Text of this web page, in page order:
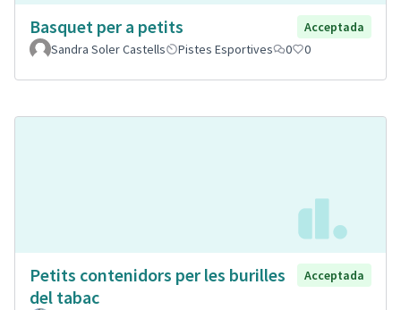
Basquet per a petits
Acceptada
Sandra Soler Castells
Pistes Esportives 0 0
Petits contenidors per les burilles
del tabac
Acceptada